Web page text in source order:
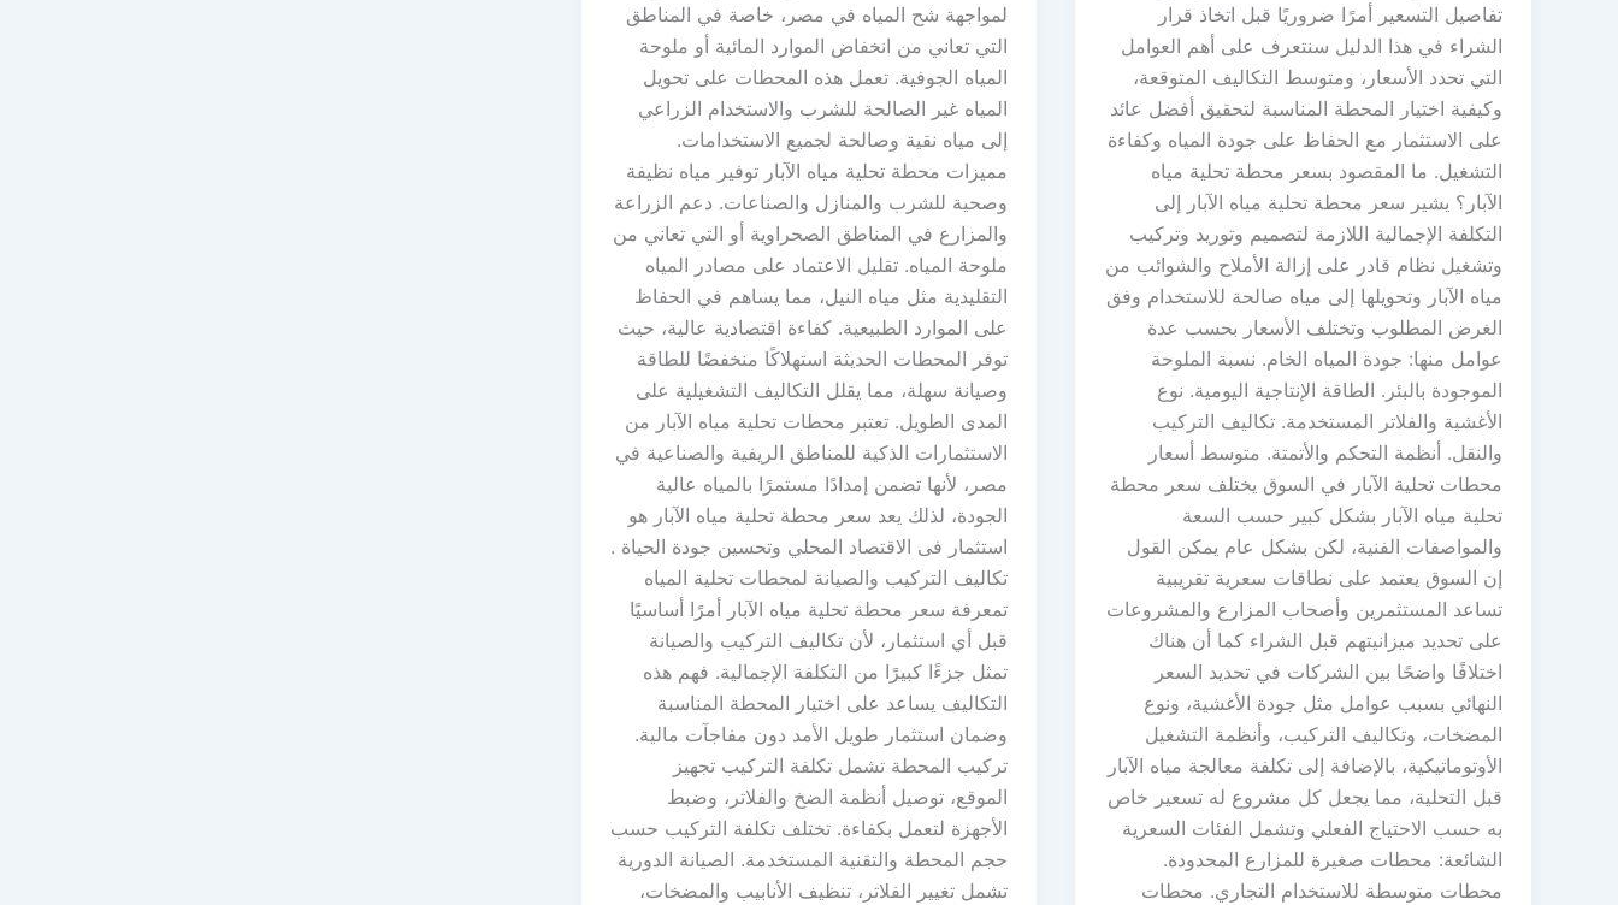
تفاصيل التسعير أمرًا ضروريًا قبل اتخاذ قرار
الشراء في هذا الدليل سنتعرف على أهم العوامل
التي تحدد الأسعار، ومتوسط التكاليف المتوقعة،
وكيفية اختيار المحطة المناسبة لتحقيق أفضل عائد
على الاستثمار مع الحفاظ على جودة المياه وكفاءة
التشغيل. ما المقصود بسعر محطة تحلية مياه
الآبار؟ يشير سعر محطة تحلية مياه الآبار إلى
التكلفة الإجمالية اللازمة لتصميم وتوريد وتركيب
وتشغيل نظام قادر على إزالة الأملاح والشوائب من
مياه الآبار وتحويلها إلى مياه صالحة للاستخدام وفق
الغرض المطلوب وتختلف الأسعار بحسب عدة
عوامل منها: جودة المياه الخام. نسبة الملوحة
الموجودة بالبئر. الطاقة الإنتاجية اليومية. نوع
الأغشية والفلاتر المستخدمة. تكاليف التركيب
والنقل. أنظمة التحكم والأتمتة. متوسط أسعار
محطات تحلية الآبار في السوق يختلف سعر محطة
تحلية مياه الآبار بشكل كبير حسب السعة
والمواصفات الفنية، لكن بشكل عام يمكن القول
إن السوق يعتمد على نطاقات سعرية تقريبية
تساعد المستثمرين وأصحاب المزارع والمشروعات
على تحديد ميزانيتهم قبل الشراء كما أن هناك
اختلافًا واضحًا بين الشركات في تحديد السعر
النهائي بسبب عوامل مثل جودة الأغشية، ونوع
المضخات، وتكاليف التركيب، وأنظمة التشغيل
الأوتوماتيكية، بالإضافة إلى تكلفة معالجة مياه الآبار
قبل التحلية، مما يجعل كل مشروع له تسعير خاص
به حسب الاحتياج الفعلي وتشمل الفئات السعرية
الشائعة: محطات صغيرة للمزارع المحدودة.
محطات متوسطة للاستخدام التجاري. محطات
لمواجهة شح المياه في مصر، خاصة في المناطق
التي تعاني من انخفاض الموارد المائية أو ملوحة
المياه الجوفية. تعمل هذه المحطات على تحويل
المياه غير الصالحة للشرب والاستخدام الزراعي
إلى مياه نقية وصالحة لجميع الاستخدامات.
مميزات محطة تحلية مياه الآبار توفير مياه نظيفة
وصحية للشرب والمنازل والصناعات. دعم الزراعة
والمزارع في المناطق الصحراوية أو التي تعاني من
ملوحة المياه. تقليل الاعتماد على مصادر المياه
التقليدية مثل مياه النيل، مما يساهم في الحفاظ
على الموارد الطبيعية. كفاءة اقتصادية عالية، حيث
توفر المحطات الحديثة استهلاكًا منخفضًا للطاقة
وصيانة سهلة، مما يقلل التكاليف التشغيلية على
المدى الطويل. تعتبر محطات تحلية مياه الآبار من
الاستثمارات الذكية للمناطق الريفية والصناعية في
مصر، لأنها تضمن إمدادًا مستمرًا بالمياه عالية
الجودة، لذلك يعد سعر محطة تحلية مياه الآبار هو
استثمار فى الاقتصاد المحلي وتحسين جودة الحياة .
تكاليف التركيب والصيانة لمحطات تحلية المياه
تمعرفة سعر محطة تحلية مياه الآبار أمرًا أساسيًا
قبل أي استثمار، لأن تكاليف التركيب والصيانة
تمثل جزءًا كبيرًا من التكلفة الإجمالية. فهم هذه
التكاليف يساعد على اختيار المحطة المناسبة
وضمان استثمار طويل الأمد دون مفاجآت مالية.
تركيب المحطة تشمل تكلفة التركيب تجهيز
الموقع، توصيل أنظمة الضخ والفلاتر، وضبط
الأجهزة لتعمل بكفاءة. تختلف تكلفة التركيب حسب
حجم المحطة والتقنية المستخدمة. الصيانة الدورية
تشمل تغيير الفلاتر، تنظيف الأنابيب والمضخات،